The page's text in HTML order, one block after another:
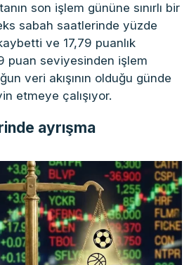
son işlem gününe sınırlı bir
sabah saatlerinde yüzde
ve 17,79 puanlık
puan seviyesinden işlem
veri akışının olduğu günde
etmeye çalışıyor.
ayrışma